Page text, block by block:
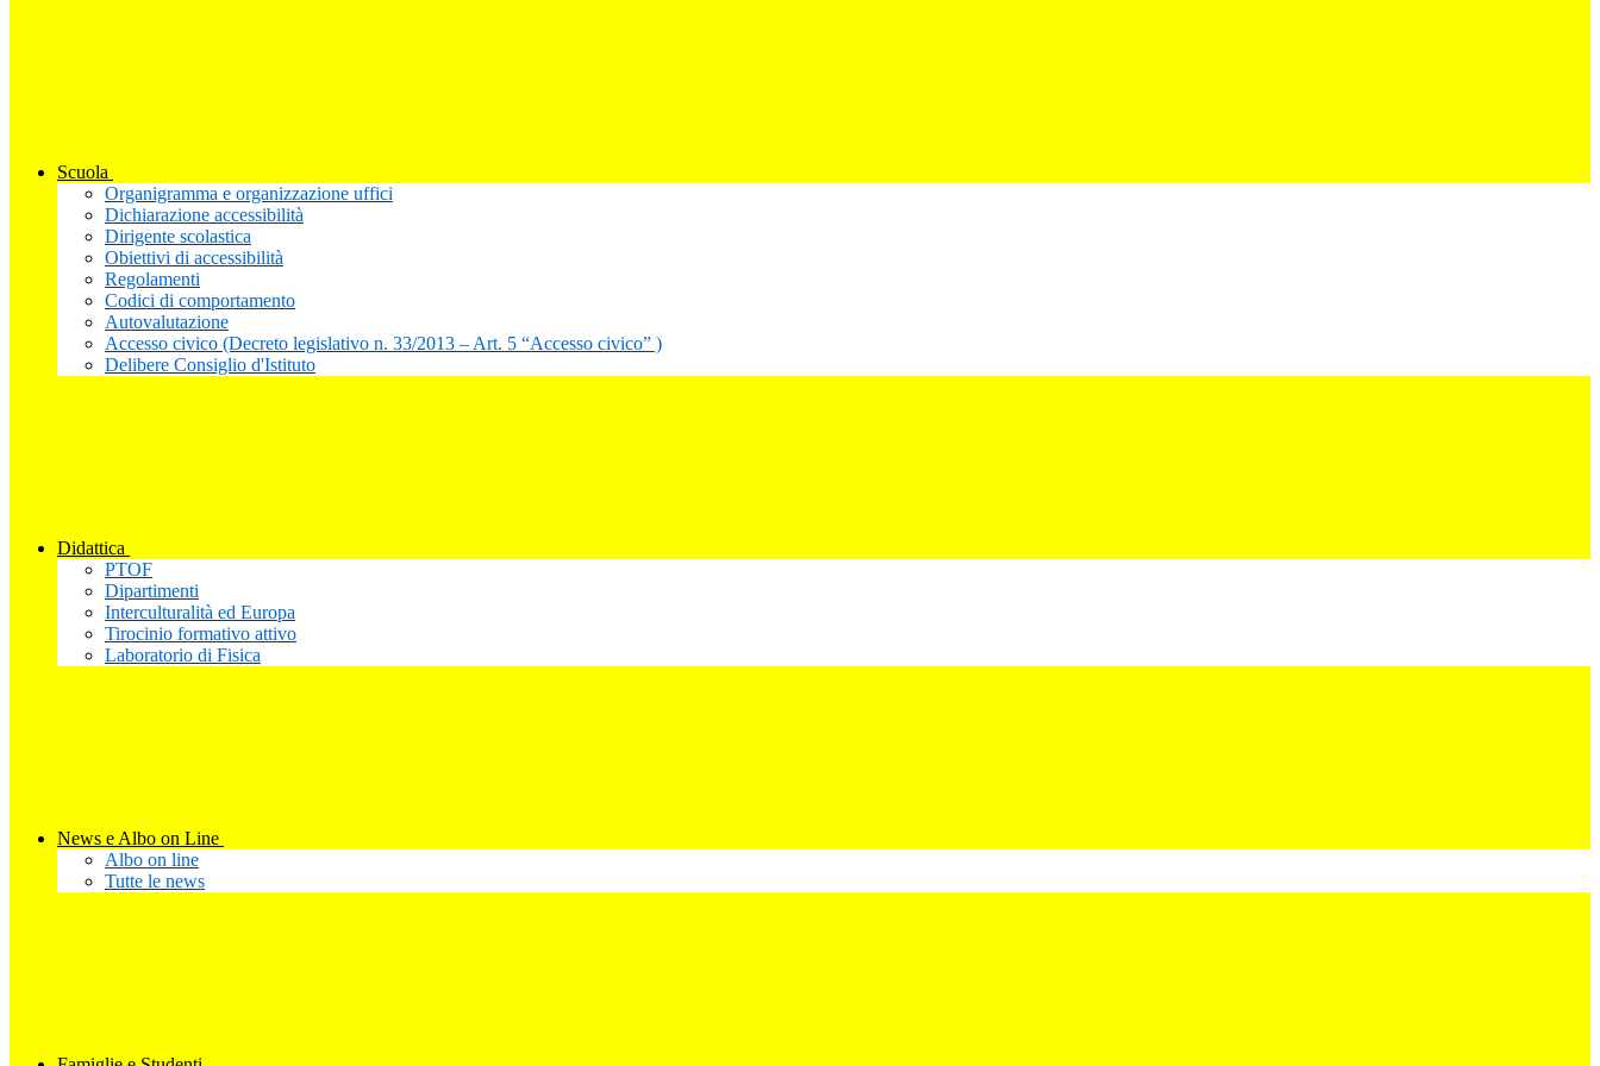
Scuola
Organigramma e organizzazione uffici
Dichiarazione accessibilità
Dirigente scolastica
Obiettivi di accessibilità
Regolamenti
Codici di comportamento
Autovalutazione
Accesso civico (Decreto legislativo n. 33/2013 – Art. 5 “Accesso civico” )
Delibere Consiglio d'Istituto
Didattica
PTOF
Dipartimenti
Interculturalità ed Europa
Tirocinio formativo attivo
Laboratorio di Fisica
News e Albo on Line
Albo on line
Tutte le news